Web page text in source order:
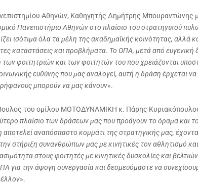
Αθηνών, Καθηγητής Δημήτρης Μπουραντώνης
Πανεπιστήμιο Αθηνών στο πλαίσιο του στρατηγικού
ισότιμα όλα τα μέλη της ακαδημαϊκής κοινότητας, αλλά
καταστάσεις και προβλήματα. Το ΟΠΑ, μετά από ευγενική
φοιτητριών και των φοιτητών του που χρειάζονται
ευθύνης που μας αναλογεί, αυτή η δράση έρχεται
μπορούν να μας κάνουν».
του ομίλου ΜΟΤΟΔΥΝΑΜΙΚΗ κ. Πάρης
πλαίσιο των δράσεων μας που προάγουν το όραμα και
αποτελεί αναπόσπαστο κομμάτι της στρατηγικής μας,
στήριξη συνανθρώπων μας με κινητικές τον αθλητισμό
στους φοιτητές με κινητικές δυσκολίες και
για την άψογη συνεργασία και δεσμευόμαστε να
».